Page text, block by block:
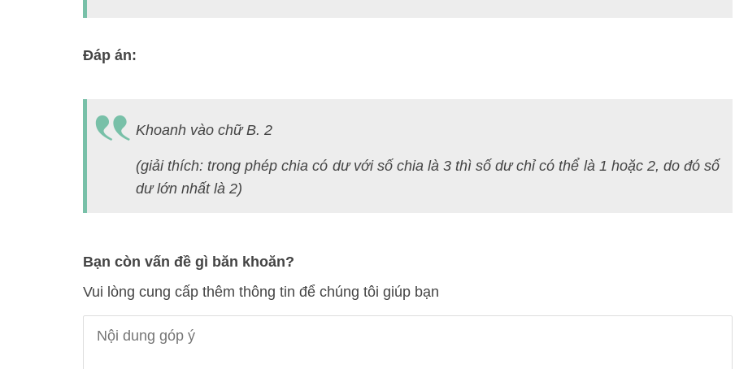
Đáp án:
Khoanh vào chữ B. 2
(giải thích: trong phép chia có dư với số chia là 3 thì số dư chỉ có thể là 1 hoặc 2, do đó số
dư lớn nhất là 2)
Bạn còn vấn đề gì băn khoăn?
Vui lòng cung cấp thêm thông tin để chúng tôi giúp bạn